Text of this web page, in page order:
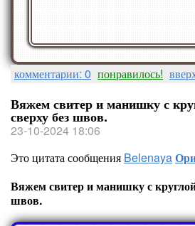
комментарии: 0 понравилось!
Вяжем свитер и манишку с
сверху без швов.
23-10-2024 18:06
Это цитата сообщения Belenaya
Вяжем свитер и манишку с круглой
швов.